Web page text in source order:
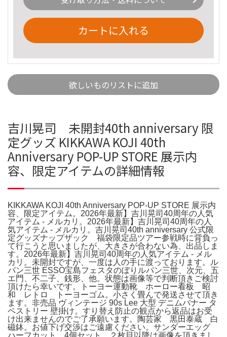
カートに入れる
欲しいものリストに追加
吉川晃司 未開封40th anniversary 限
定グッズ KIKKAWA KOJI 40th
Anniversary POP-UP STORE 展示内
容、限定アイテムの詳細情報
KIKKAWA KOJI 40th Anniversary POP-UP STORE 展示内
容、限定アイテム。2026年最新】吉川晃司40周年の人気
アイテム - メルカリ。2026年最新】吉川晃司40周年の人
気アイテム - メルカリ。吉川晃司40th anniversary 公式限
定グッズナップザック 福袋限定品ツアー参戦時に背負っ
て行こうと思いましたが、大きさが合わない為、出品しま
す。2026年最新】吉川晃司40周年の人気アイテム - メル
カリ。未開封ですが、一度は人の手に渡っております。ル
パン三世 ESSO宝島フェスタのぼりルパン三世、次元、五
エ門、不二子、銭形、他。状態は画像等で判断頂きご検討
頂けたら幸いです。トーヨー運動靴 ホーロー看板 昭
和 レトロ トーヨーゴム。小さく畳んで発送させて頂き
ます。非売品 ヴィンテージ 90s Lee 大型 デニムバナー タ
ペストリー 壁掛け。すり替え防止の観点から返品はお受
け出来ませんのでご了承願います。陶芸家 黒田泰蔵 白
磁鉢。お値下げ交渉はご遠慮ください。サンダーエッグ
ハーフカット 4個セット。２枚目以降は画像を頂きまし